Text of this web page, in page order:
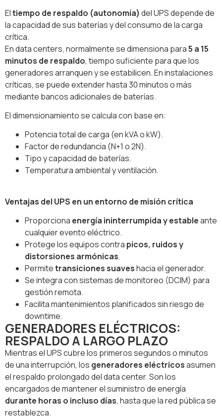
Eltiempo de respaldo (autonomía) del UPS depende de
la capacidad de sus baterías y del consumo de la carga
crítica.
En data centers, normalmente se dimensiona para5 a 15
minutos de respaldo, tiempo suficiente para que los
generadores arranquen y se estabilicen. En instalaciones
críticas, se puede extender hasta 30 minutos o más
mediante bancos adicionales de baterías.
El dimensionamiento se calcula con base en:
Potencia total de carga (en kVA o kW).
Factor de redundancia (N+1 o 2N).
Tipo y capacidad de baterías.
Temperatura ambiental y ventilación.
Ventajas del UPS en un entorno de misión crítica
Proporciona energía ininterrumpida y estableante
cualquier evento eléctrico.
Protege los equipos contra picos, ruidos y
distorsiones armónicas.
Permitetransiciones suaveshacia el generador.
Se integra con sistemas de monitoreo (DCIM) para
gestión remota.
Facilita mantenimientos planificados sin riesgo de
downtime.
GENERADORES ELÉCTRICOS:
RESPALDO A LARGO PLAZO
Mientras el UPS cubre los primeros segundos o minutos
de una interrupción, los generadores eléctricosasumen
el respaldo prolongado del data center. Son los
encargados de mantener el suministro de energía
durante horas o incluso días, hasta que la red pública se
restablezca.